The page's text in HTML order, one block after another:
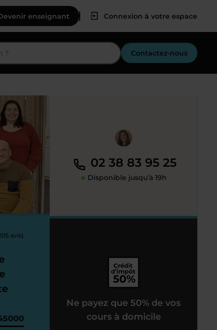
enseignant Connexion à votre espace
Contactez-nous
avis)
02 38 83 95 25
Disponible jusqu’à 19h
Ne payez que 50% de vos
cours à domicile